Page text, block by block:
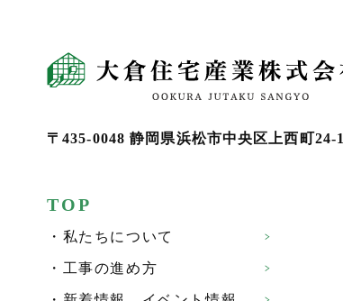
〒435-0048 静岡県浜松市中央区上西町24-1
TOP
私たちについて
工事の進め方